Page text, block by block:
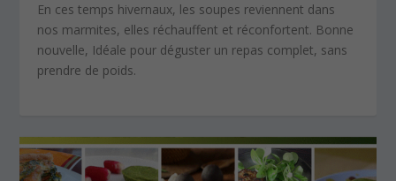
En ces temps hivernaux, les soupes reviennent dans
nos marmites, elles réchauffent et réconfortent. Bonne
nouvelle, Idéale pour déguster un repas complet, sans
prendre de poids.